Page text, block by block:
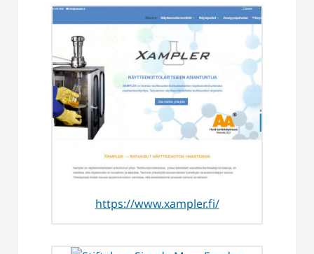
https://www.xampler.fi/